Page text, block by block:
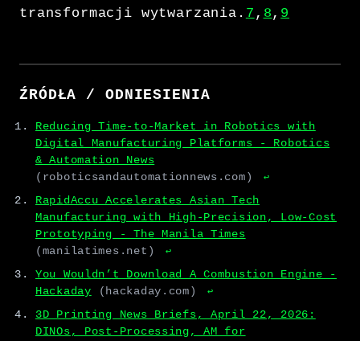
transformacji wytwarzania. 7 , 8 , 9
ŹRÓDŁA / ODNIESIENIA
Reducing Time-to-Market in Robotics with
Digital Manufacturing Platforms - Robotics
& Automation News
(roboticsandautomationnews.com)
↩
RapidAccu Accelerates Asian Tech
Manufacturing with High-Precision, Low-Cost
Prototyping - The Manila Times
(manilatimes.net)
↩
You Wouldn’t Download A Combustion Engine -
Hackaday
(hackaday.com) ↩
3D Printing News Briefs, April 22, 2026:
DINOs, Post-Processing, AM for